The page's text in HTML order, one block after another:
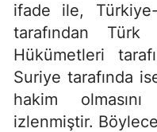
ifade ile, Türkiye-
tarafından
Hükümetleri
Suriye tarafında
hakim
izlenmiştir.